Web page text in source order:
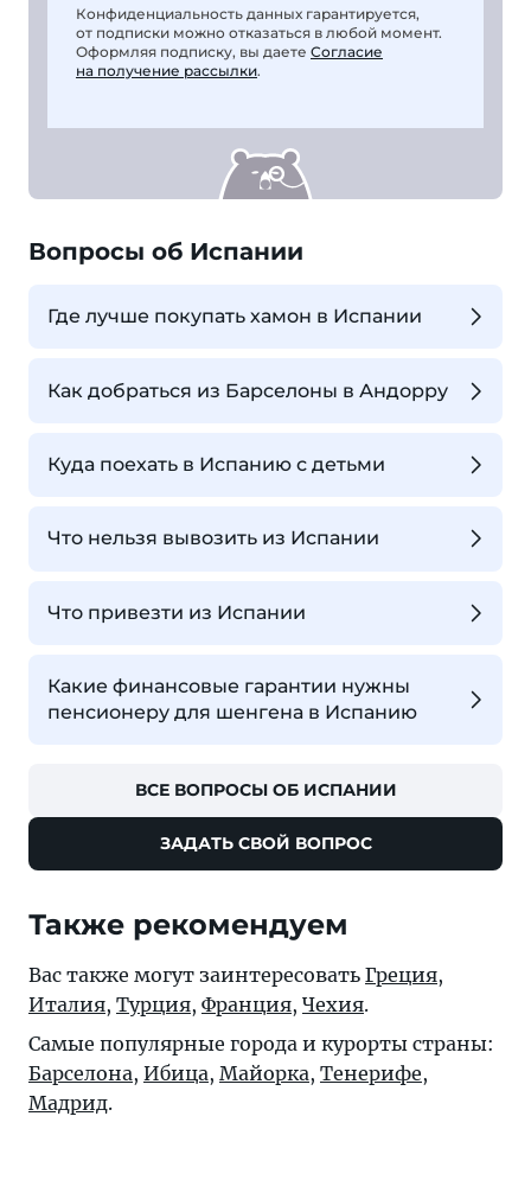
Конфиденциальность данных гарантируется,
от подписки можно отказаться в любой момент.
Оформляя подписку, вы даете Согласие
на получение рассылки.
Вопросы об Испании
Где лучше покупать хамон в Испании
Как добраться из Барселоны в Андорру
Куда поехать в Испанию с детьми
Что нельзя вывозить из Испании
Что привезти из Испании
Какие финансовые гарантии нужны
пенсионеру для шенгена в Испанию
ВСЕ ВОПРОСЫ ОБ ИСПАНИИ
ЗАДАТЬ СВОЙ ВОПРОС
Также рекомендуем
Вас также могут заинтересовать Греция,
Италия, Турция, Франция, Чехия.
Самые популярные города и курорты страны:
Барселона, Ибица, Майорка, Тенерифе,
Мадрид.